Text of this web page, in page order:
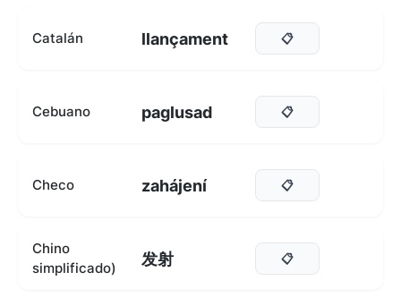
Catalán llançament 📋
Cebuano paglusad 📋
Checo zahájení 📋
Chino
simplificado)
发射 📋